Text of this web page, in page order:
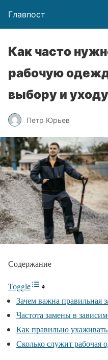
Главпост
Как часто
рабочую
выбору и уходу
Петр Юрьев
Содержание
Toggle
Зачем важна правильная
Частота замены в
Как правильно
Сколько служит рабочая